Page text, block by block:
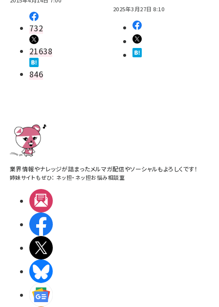
732
21638
846
2025年3月27日 8:10
業界情報やナレッジが詰まったメルマガ配信やソーシャルもよろしくです！
姉妹サイトもぜひ： ネッ担・ ネッ担お悩み相談室